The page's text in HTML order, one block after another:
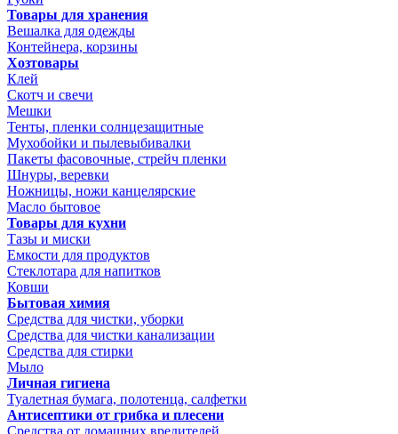
Товары для хранения
Вешалка для одежды
Контейнера, корзины
Хозтовары
Клей
Скотч и свечи
Мешки
Тенты, пленки солнцезащитные
Мухобойки и пылевыбивалки
Пакеты фасовочные, стрейч пленки
Шнуры, веревки
Ножницы, ножи канцелярские
Масло бытовое
Товары для кухни
Тазы и миски
Емкости для продуктов
Стеклотара для напитков
Ковши
Бытовая химия
Средства для чистки, уборки
Средства для чистки канализации
Средства для стирки
Мыло
Личная гигиена
Туалетная бумага, полотенца, салфетки
Антисептики от грибка и плесени
Средства от домашних вредителей